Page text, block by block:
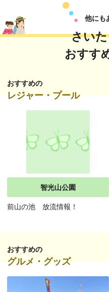
他にも
さい
おすす
おすすめの
レジャー・プール
智光山公園
前山の池 放流情報！
おすすめの
グルメ・グッズ